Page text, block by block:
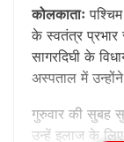
कोलकाताः
के स्वतंत्र प्रभार
सागरदिघी के
अस्पताल में
गुरुवार की सुबह
उन्हें इलाज के लिए